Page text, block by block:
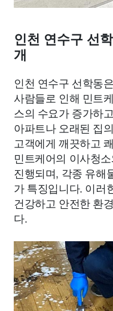
인천 연수구 선
개
인천 연수구 선학동
사람들로 인해 민트
스의 수요가 증가하
아파트나 오래된 집
고객에게 깨끗하고
민트케어의 이사청
진행되며, 각종 유해
가 특징입니다. 이러
건강하고 안전한 환
다.